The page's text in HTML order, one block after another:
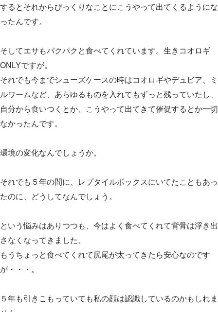
するとそれからびっくりなことにこうやって出てくるようにな
ったんです。
そしてエサもパクパクと食べてくれています。生きコオロギ
ONLYですが。
それでも今までシューズケースの時はコオロギやデュビア、ミ
ルワームなど、あらゆるものを入れてもずっと残っていたし、
自分から食いつくとか、こうやって出てきて催促するとか一切
なかったんです。
環境の変化なんでしょうか。
それでも５年の間に、レプタイルボックスにいてたこともあっ
たのに、どうしてなんでしょう。
という悩みはありつつも、今はよく食べてくれて背骨は浮き出
さなくなってきました。
もうちょっと食べてくれて尻尾が太ってきたら安心なのです
が・・・。
５年も引きこもっていても私の顔は認識しているのかもしれま